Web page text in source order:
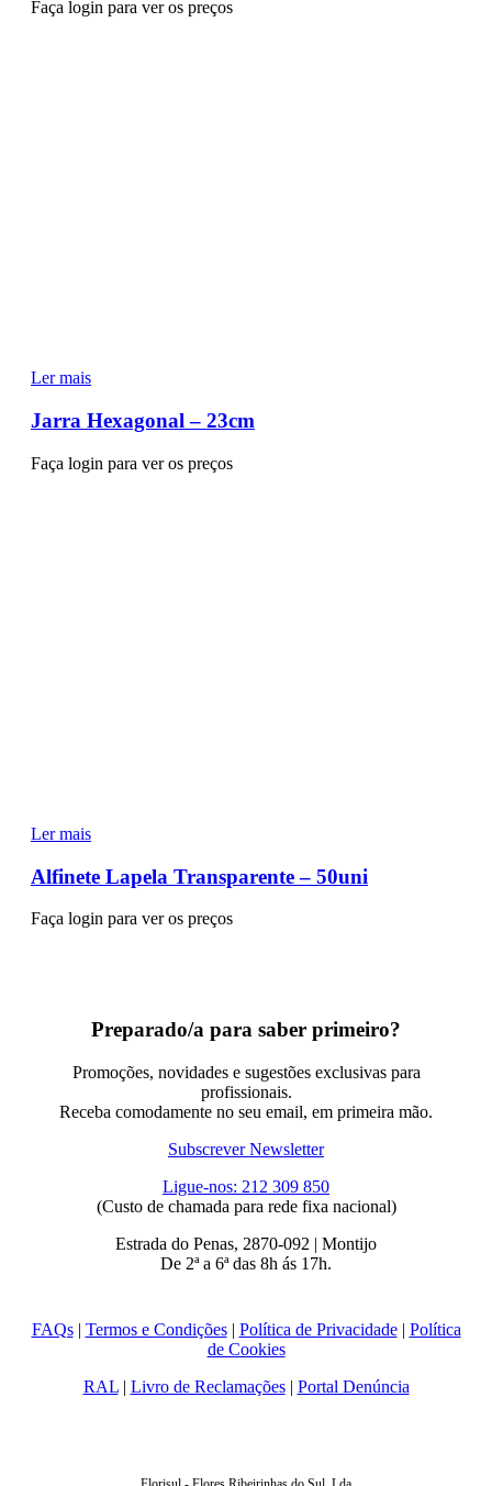
Faça login para ver os preços
Ler mais
Jarra Hexagonal – 23cm
Faça login para ver os preços
Ler mais
Alfinete Lapela Transparente – 50uni
Faça login para ver os preços
Preparado/a para saber primeiro?
Promoções, novidades e sugestões exclusivas para
profissionais.
Receba comodamente no seu email, em primeira mão.
Subscrever Newsletter
Ligue-nos: 212 309 850
(Custo de chamada para rede fixa nacional)
Estrada do Penas, 2870-092 | Montijo
De 2ª a 6ª das 8h ás 17h.
FAQs| Termos e Condições| Política de Privacidade| Política
de Cookies
RAL| Livro de Reclamações| Portal Denúncia